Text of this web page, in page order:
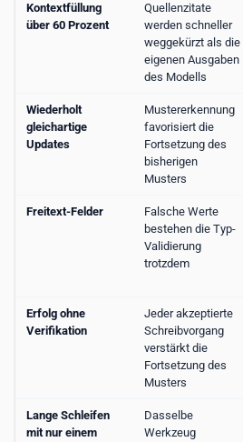
Kontextfüllung
über 60 Prozent
Quellenzitate
werden schneller
weggekürzt als die
eigenen Ausgaben
des Modells
Wiederholt
gleichartige
Updates
Mustererkennung
favorisiert die
Fortsetzung des
bisherigen
Musters
Freitext-Felder
Falsche Werte
bestehen die Typ-
Validierung
trotzdem
Erfolg ohne
Verifikation
Jeder akzeptierte
Schreibvorgang
verstärkt die
Fortsetzung des
Musters
Lange Schleifen
mit nur einem
Dasselbe
Werkzeug